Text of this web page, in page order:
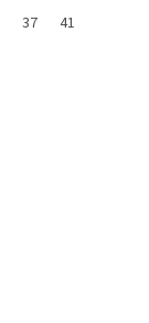
zajistí snadné
37 41